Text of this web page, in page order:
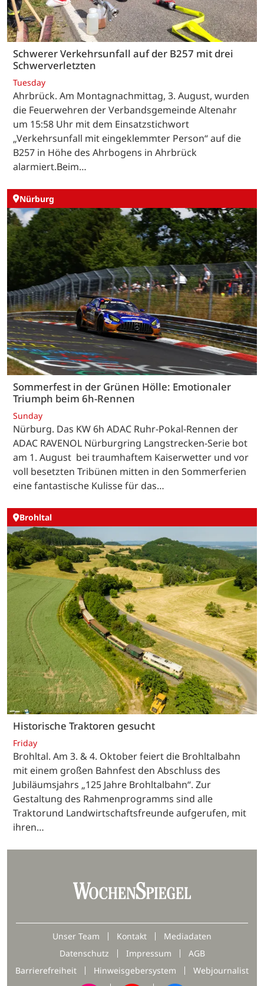
Schwerer Verkehrsunfall auf der B257 mit drei
Schwerverletzten
Tuesday
Ahrbrück. Am Montagnachmittag, 3. August, wurden
die Feuerwehren der Verbandsgemeinde Altenahr
um 15:58 Uhr mit dem Einsatzstichwort
„Verkehrsunfall mit eingeklemmter Person“ auf die
B257 in Höhe des Ahrbogens in Ahrbrück
alarmiert.Beim…
Nürburg
Sommerfest in der Grünen Hölle: Emotionaler
Triumph beim 6h-Rennen
Sunday
Nürburg. Das KW 6h ADAC Ruhr-Pokal-Rennen der
ADAC RAVENOL Nürburgring Langstrecken-Serie bot
am 1. August bei traumhaftem Kaiserwetter und vor
voll besetzten Tribünen mitten in den Sommerferien
eine fantastische Kulisse für das…
Brohltal
Historische Traktoren gesucht
Friday
Brohltal. Am 3. & 4. Oktober feiert die Brohltalbahn
mit einem großen Bahnfest den Abschluss des
Jubiläumsjahrs „125 Jahre Brohltalbahn“. Zur
Gestaltung des Rahmenprogramms sind alle
Traktorund Landwirtschaftsfreunde aufgerufen, mit
ihren…
Unser Team Kontakt
Mediadaten
Datenschutz
Impressum
AGB
Barrierefreiheit
Hinweisgebersystem Webjournalist